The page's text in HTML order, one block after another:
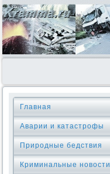
Главная
Аварии и катастрофы
Природные бедствия
Криминальные новοсти